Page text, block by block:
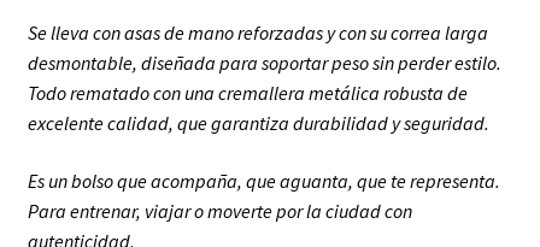
Se lleva con asas de mano reforzadas y con su correa larga
desmontable, diseñada para soportar peso sin perder estilo.
Todo rematado con una cremallera metálica robusta de
excelente calidad, que garantiza durabilidad y seguridad.
Es un bolso que acompaña, que aguanta, que te representa.
Para entrenar, viajar o moverte por la ciudad con
autenticidad.